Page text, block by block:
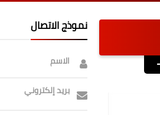
نموذج الاتصال
الاسم
بريد إلكتروني